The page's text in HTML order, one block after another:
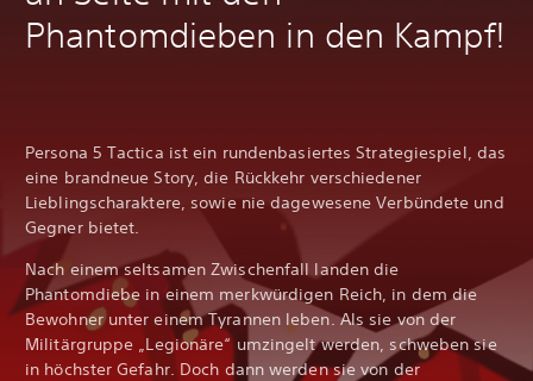
Phantomdieben in den Kampf!
Persona 5 Tactica ist ein rundenbasiertes Strategiespiel, das
eine brandneue Story, die Rückkehr verschiedener
Lieblingscharaktere, sowie nie dagewesene Verbündete und
Gegner bietet.
Nach einem seltsamen Zwischenfall landen die
Phantomdiebe in einem merkwürdigen Reich, in dem die
Bewohner unter einem Tyrannen leben. Als sie von der
Militärgruppe „Legionäre“ umzingelt werden, schweben sie
in höchster Gefahr. Doch dann werden sie von der